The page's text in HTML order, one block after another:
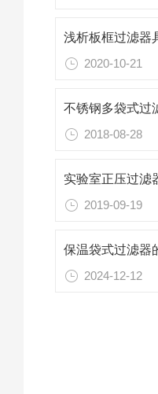
浅析板框过滤器
2020-10-21
2018-08-28
2019-09-19
保温袋式过滤器
2024-12-12